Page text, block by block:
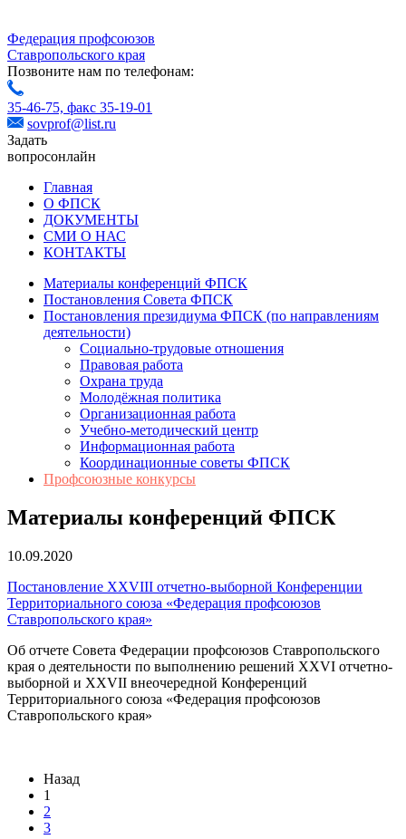
Федерация профсоюзов
Ставропольского края
Позвоните нам по телефонам:
35-46-75, факс 35-19-01
sovprof@list.ru
Задать
вопросонлайн
Главная
О ФПСК
ДОКУМЕНТЫ
СМИ О НАС
КОНТАКТЫ
Материалы конференций ФПСК
Постановления Совета ФПСК
Постановления президиума ФПСК (по направлениям
деятельности)
Социально-трудовые отношения
Правовая работа
Охрана труда
Молодёжная политика
Организационная работа
Учебно-методический центр
Информационная работа
Координационные советы ФПСК
Профсоюзные конкурсы
Материалы конференций ФПСК
10.09.2020
Постановление XXVIII отчетно-выборной Конференции
Территориального союза «Федерация профсоюзов
Ставропольского края»
Об отчете Совета Федерации профсоюзов Ставропольского
края о деятельности по выполнению решений XXVI отчетно-
выборной и XXVII внеочередной Конференций
Территориального союза «Федерация профсоюзов
Ставропольского края»
Назад
1
2
3